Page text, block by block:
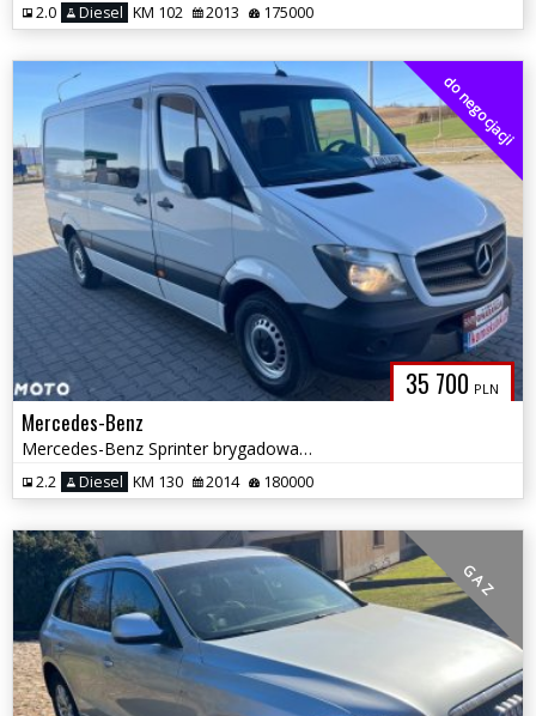
2.0 Diesel KM 102 2013 175000
35 700 PLN
do negocjacji
Mercedes-Benz
Mercedes-Benz Sprinter brygadowa kamper blaszak
2.2 Diesel KM 130 2014 180000
G A Z